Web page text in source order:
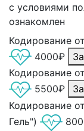
с условиями
ознакомлен
Кодирование
4000₽
Кодирование
5500₽
Кодирование
Гель")